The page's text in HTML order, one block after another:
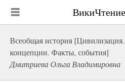
ВикиЧтение
Всеобщая история
концепции. Факты, события]
Дмитриева Ольга Владимировна